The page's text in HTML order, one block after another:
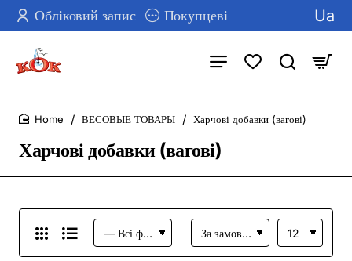
Обліковий запис Покупцеві Ua
Харчові добавки (вагові)
ВЕСОВЫЕ ТОВАРЫ Харчові добавки (вагові)